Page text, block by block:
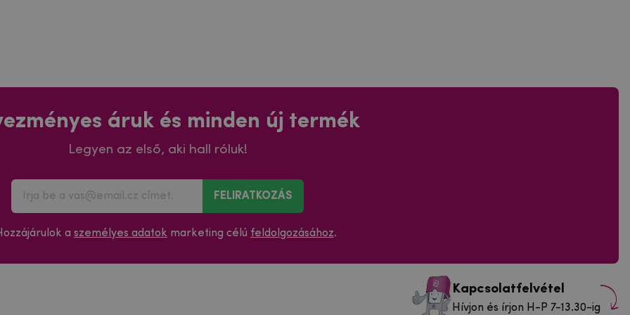
áruk és minden új termék
Legyen az első, aki hall róluk!
FELIRATKOZÁS
a személyes adatok marketing célú feldolgozásához.
Kapcsolatfelvétel
Hívjon és írjon H-P 7-13.30-ig